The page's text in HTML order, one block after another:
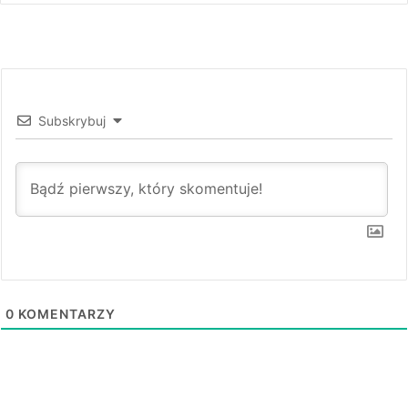
Subskrybuj
0 KOMENTARZY